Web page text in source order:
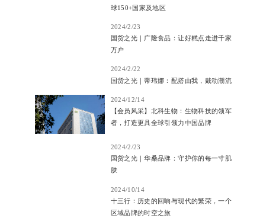
球150+国家及地区
2024/2/23
国货之光｜广隆食品：让好糕点走进千家
万户
2024/2/22
国货之光｜蒂玮娜：配搭由我，戴动潮流
2024/12/14
【会员风采】北科生物：生物科技的领军
者，打造更具全球引领力中国品牌
2024/2/23
国货之光｜华桑品牌：守护你的每一寸肌
肤
2024/10/14
十三行：历史的回响与现代的繁荣，一个
区域品牌的时空之旅